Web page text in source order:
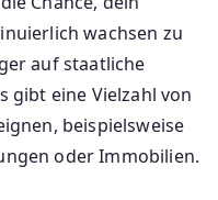
wachsen zu
auf staatliche
gibt eine Vielzahl von
beispielsweise
oder Immobilien.